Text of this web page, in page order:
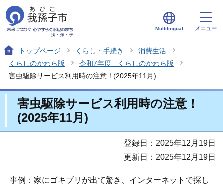
Multilingual メニュー
トップページ くらし・手続き
消費生活
くらしのかわら版
令和7年度 くらしのかわら版
害虫駆除サービス利用時の注意！(2025年11月)
害虫駆除サービス利用時の注意！
(2025年11月)
登録日：2025年12月19日
更新日：2025年12月19日
事例：家にゴキブリが出て驚き、インターネットで探し